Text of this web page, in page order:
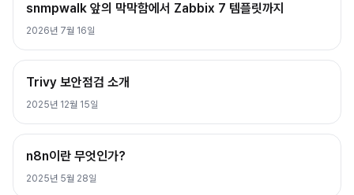
snmpwalk 앞의 막막함에서 Zabbix 7 템플릿까지
2026년 7월 16일
Trivy 보안점검 소개
2025년 12월 15일
n8n이란 무엇인가?
2025년 5월 28일